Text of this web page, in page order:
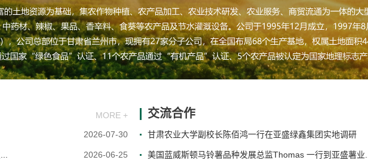
MORE +
2026-07-30
2026-06-25
交流合作
甘肃农业大学副校长陈佰鸿一行在亚盛绿鑫集团实地调研
美国蓝威斯顿马铃薯品种发展总监Thomas 一行到亚盛薯业...